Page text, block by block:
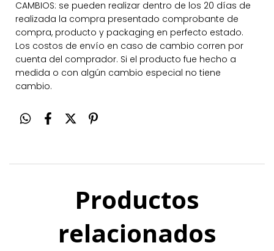
CAMBIOS: se pueden realizar dentro de los 20 días de
realizada la compra presentado comprobante de
compra, producto y packaging en perfecto estado.
Los costos de envío en caso de cambio corren por
cuenta del comprador. Si el producto fue hecho a
medida o con algún cambio especial no tiene
cambio.
Productos
relacionados